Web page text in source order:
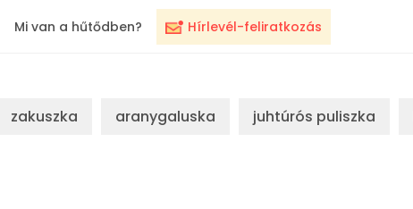
Hírlevél-feliratkozás
Mi van a hűtődben?
zakuszka aranygaluska juhtúrós puliszka